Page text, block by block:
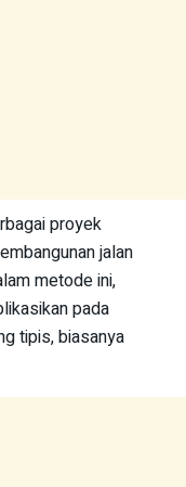
proyek
jalan
metode ini,
pada
tipis, biasanya